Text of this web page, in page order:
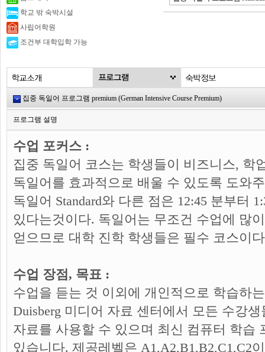
학교 밖 숙박시설
사립어학원
조건부 대학입학 가능
집중 독일어 프로그램 premium (German Intensive Course Premium)
프로그램 설명
수업 포커스 :
집중 독일어 코스는 학생들이 비즈니스, 학
독일어를 효과적으로 배울 수 있도록 도와
독일어 Standard와 다른 점은 12:45 분부터
있다는것이다. 독일어는 무조건 수업에 많
얻으므로 대학 진학 학생들은 필수 코스이
수업 장점, 목표 :
수업을 듣는 것 이외에 개인적으로 학습하
Duisberg 미디어 자료 센터에서 모든 수강
자료를 사용할 수 있으며 최신 컴퓨터 학습
있습니다. 제공레벨은 A1,A2,B1,B2,C1,C2